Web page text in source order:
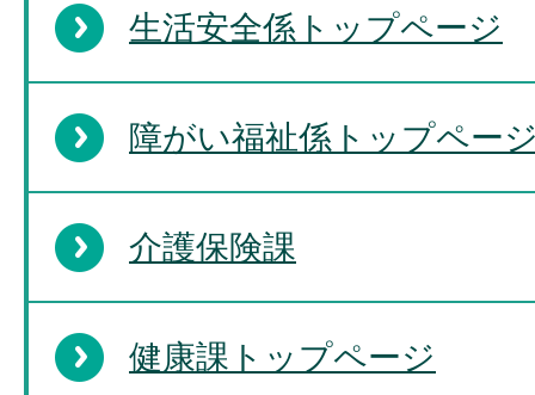
生活安全係トップページ
障がい福祉係トップペー
介護保険課
健康課トップページ